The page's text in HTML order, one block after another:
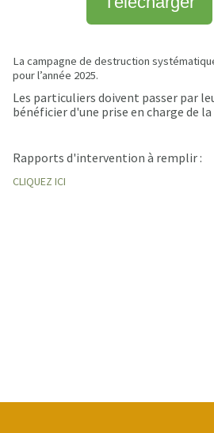
La campagne de destruction
pour l’année 2025.
Les particuliers doivent passer par
bénéficier d'une prise en charge de
Rapports d'intervention à remplir :
CLIQUEZ ICI